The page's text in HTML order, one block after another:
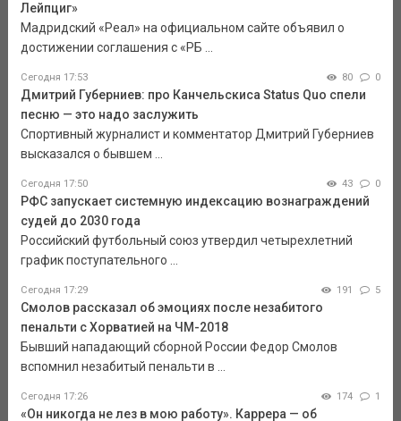
Лейпциг»
Мадридский «Реал» на официальном сайте объявил о
достижении соглашения с «РБ ...
Сегодня 17:53 80 0
Дмитрий Губерниев: про Канчельскиса Status Quo спели
песню — это надо заслужить
Спортивный журналист и комментатор Дмитрий Губерниев
высказался о бывшем ...
Сегодня 17:50 43 0
РФС запускает системную индексацию вознаграждений
судей до 2030 года
Российский футбольный союз утвердил четырехлетний
график поступательного ...
Сегодня 17:29 191 5
Смолов рассказал об эмоциях после незабитого
пенальти с Хорватией на ЧМ-2018
Бывший нападающий сборной России Федор Смолов
вспомнил незабитый пенальти в ...
Сегодня 17:26 174 1
«Он никогда не лез в мою работу». Каррера — об